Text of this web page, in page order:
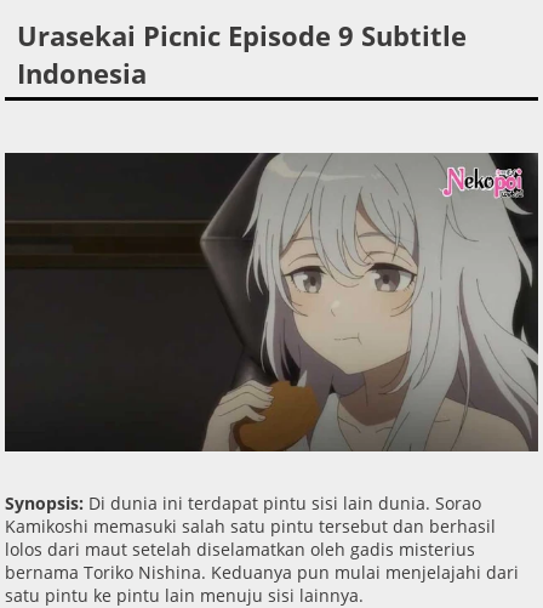
Urasekai Picnic Episode 9 Subtitle
Indonesia
Synopsis: Di dunia ini terdapat pintu sisi lain dunia. Sorao
Kamikoshi memasuki salah satu pintu tersebut dan berhasil
lolos dari maut setelah diselamatkan oleh gadis misterius
bernama Toriko Nishina. Keduanya pun mulai menjelajahi dari
satu pintu ke pintu lain menuju sisi lainnya.